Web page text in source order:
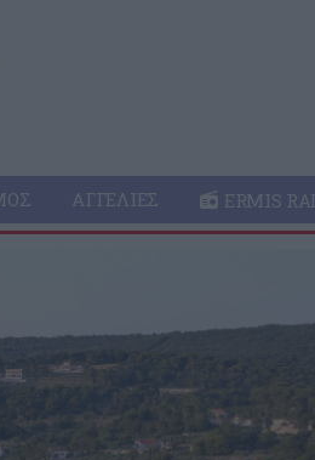
ΑΓΓΕΛΊΕΣ ERMIS